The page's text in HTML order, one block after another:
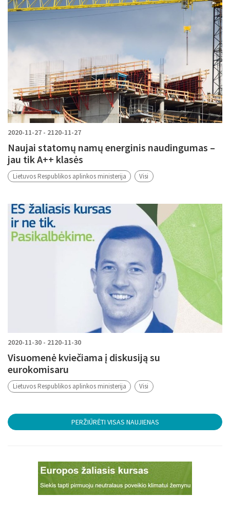
2020-11-27 - 2120-11-27
Naujai statomų namų energinis naudingumas –
jau tik A++ klasės
Lietuvos Respublikos aplinkos ministerija Visi
2020-11-30 - 2120-11-30
Visuomenė kviečiama į diskusiją su
eurokomisaru
Lietuvos Respublikos aplinkos ministerija Visi
PERŽIŪRĖTI VISAS NAUJIENAS